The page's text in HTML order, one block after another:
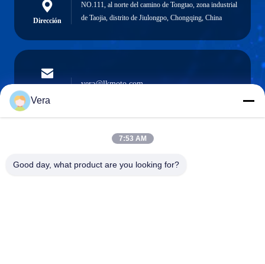
Dirección
NO.111, al norte del camino de Tongtao, zona industrial
de Taojia, distrito de Jiulongpo, Chongqing, China
electrónico
vera@lkmoto.com
Teléfono
Vera
7:53 AM
Good day, what product are you looking for?